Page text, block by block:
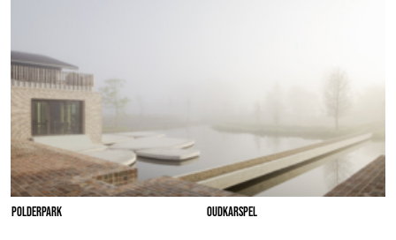
POLDERPARK OUDKARSPEL